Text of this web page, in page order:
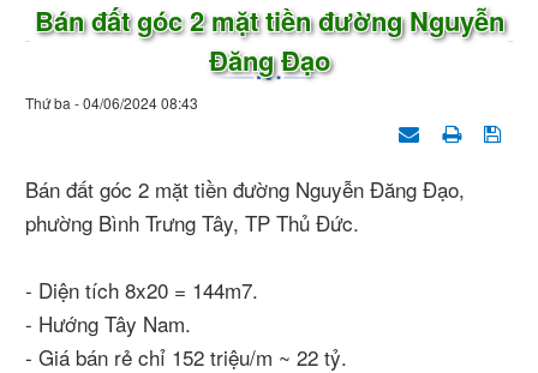
Bán đất góc 2 mặt tiền đường Nguyễn
Đăng Đạo
Thứ ba - 04/06/2024 08:43
Bán đất góc 2 mặt tiền đường Nguyễn Đăng Đạo,
phường Bình Trưng Tây, TP Thủ Đức.
- Diện tích 8x20 = 144m7.
- Hướng Tây Nam.
- Giá bán rẻ chỉ 152 triệu/m ~ 22 tỷ.